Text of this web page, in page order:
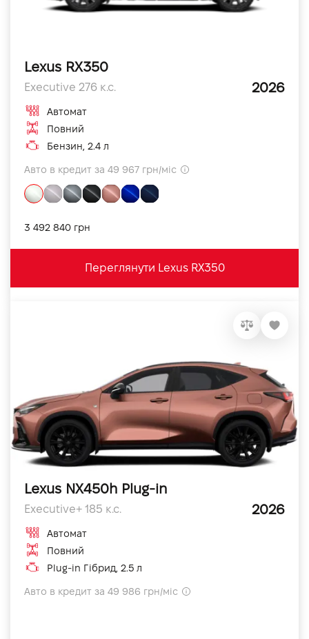
Lexus RX350
Executive 276 к.с. 2026
Автомат
Повний
Бензин, 2.4 л
Авто в кредит за 49 967 грн/міс
3 492 840 грн
Переглянути Lexus RX350
Lexus NX450h Plug-in
Executive+ 185 к.с. 2026
Автомат
Повний
Plug-in Гібрид, 2.5 л
Авто в кредит за 49 986 грн/міс